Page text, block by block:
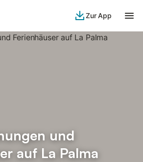
Zur App
und
auf La Palma